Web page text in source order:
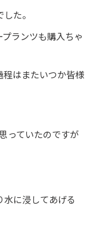
た。
ランツも購入ちゃ
はまたいつか皆様
っていたのですが
水に浸してあげる